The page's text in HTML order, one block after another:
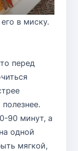
в миску.
перед
90 минут, а
одной
мягкой,